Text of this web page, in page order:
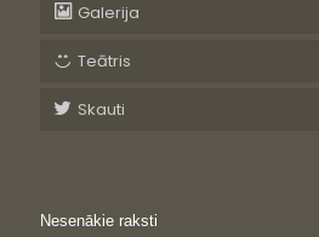
Galerija
Teātris
Skauti
Nesenākie raksti